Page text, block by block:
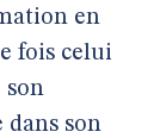
en
fois celui
son
son